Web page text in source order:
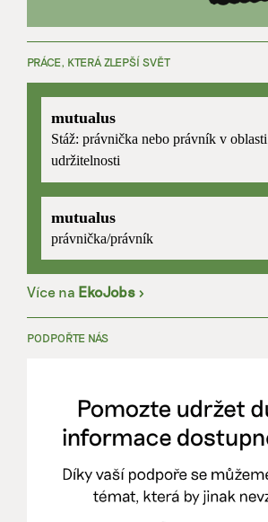
PRÁCE, KTERÁ ZLEPŠÍ SVĚT
mutualus
Stáž: právnička nebo právník v oblasti
udržitelnosti
mutualus
právnička/právník
Více na EkoJobs >
PODPOŘTE NÁS